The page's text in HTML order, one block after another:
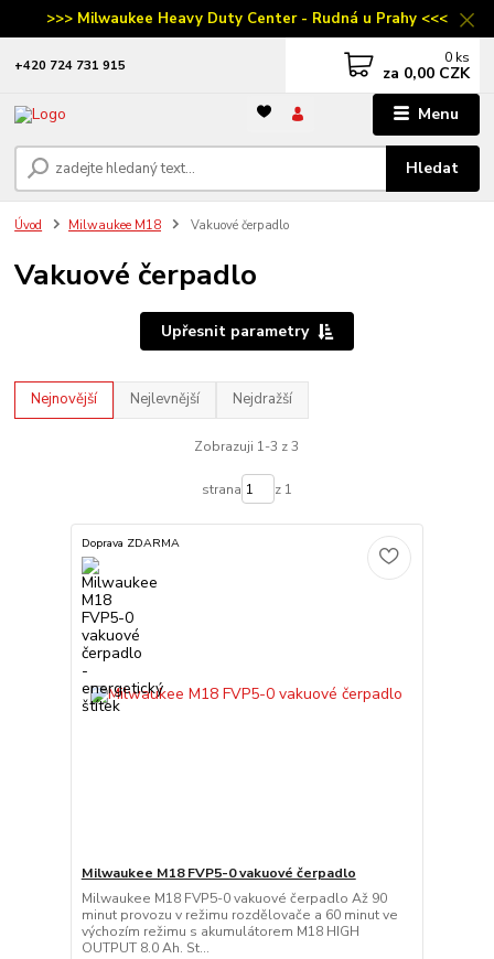
>>> Milwaukee Heavy Duty Center - Rudná u Prahy <<<
Menu
Hledat
‭+420 724 731 915 0 ks
za 0,00 CZK
Úvod Milwaukee M18 Vakuové čerpadlo
Vakuové čerpadlo
Upřesnit parametry
Nejnovější Nejlevnější Nejdražší
Zobrazuji 1-3 z 3
strana z 1
Doprava ZDARMA
Milwaukee M18 FVP5-0 vakuové čerpadlo
Milwaukee M18 FVP5-0 vakuové čerpadlo Až 90
minut provozu v režimu rozdělovače a 60 minut ve
výchozím režimu s akumulátorem M18 HIGH
OUTPUT 8.0 Ah. St...